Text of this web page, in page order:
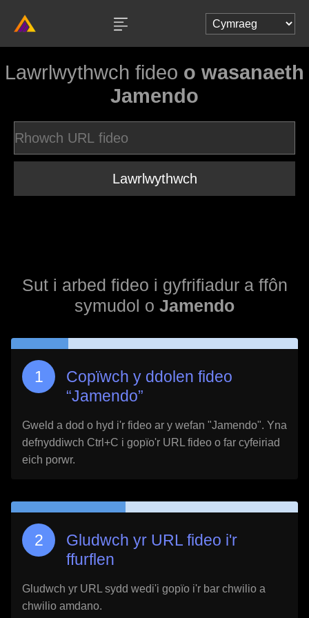
Lawrlwythwch fideo o wasanaeth
Jamendo
Lawrlwythwch
Sut i arbed fideo i gyfrifiadur a ffôn
symudol o Jamendo
Copïwch y ddolen fideo
“Jamendo”
Gweld a dod o hyd i'r fideo ar y wefan "Jamendo". Yna
defnyddiwch Ctrl+C i gopïo'r URL fideo o far cyfeiriad
eich porwr.
Gludwch yr URL fideo i'r
ffurflen
Gludwch yr URL sydd wedi'i gopïo i'r bar chwilio a
chwilio amdano.